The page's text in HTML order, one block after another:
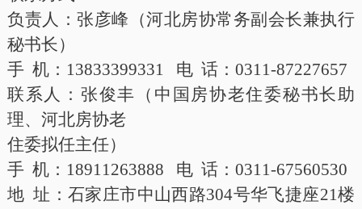
负责人：张彦峰（河北房协常务副会长兼执行
秘书长）
手 机： 13833399331 电 话：0311-87227657
联系人：张俊丰（中国房协老住委秘书长助
理、河北房协老
住委拟任主任）
手 机： 18911263888 电 话：0311-67560530
地 址：石家庄市中山西路304号华飞捷座21楼